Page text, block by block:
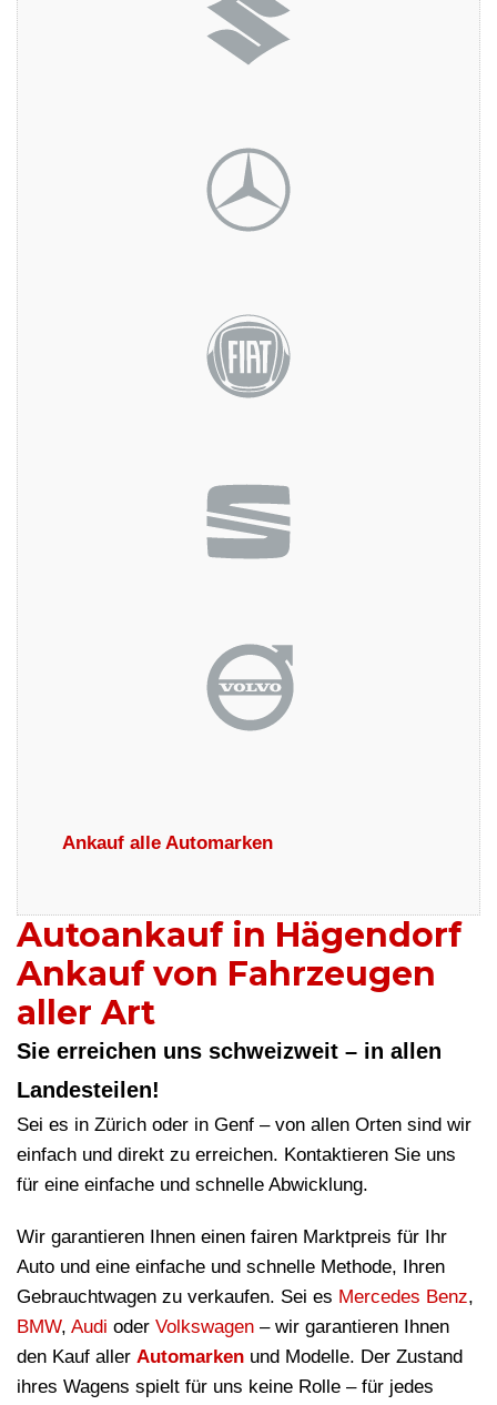
Ankauf alle Automarken
Autoankauf in Hägendorf
Ankauf von Fahrzeugen
aller Art
Sie erreichen uns schweizweit – in allen
Landesteilen!
Sei es in Zürich oder in Genf – von allen Orten sind wir
einfach und direkt zu erreichen. Kontaktieren Sie uns
für eine einfache und schnelle Abwicklung.
Wir garantieren Ihnen einen fairen Marktpreis für Ihr
Auto und eine einfache und schnelle Methode, Ihren
Gebrauchtwagen zu verkaufen. Sei es Mercedes Benz,
BMW, Audi oder Volkswagen – wir garantieren Ihnen
den Kauf aller Automarken und Modelle. Der Zustand
ihres Wagens spielt für uns keine Rolle – für jedes